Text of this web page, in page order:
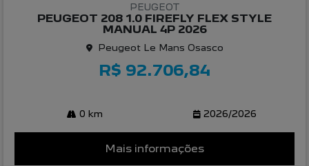
PEUGEOT
PEUGEOT 208 1.0 FIREFLY FLEX STYLE
MANUAL 4P 2026
Peugeot Le Mans Osasco
R$ 92.706,84
0 km 2026/2026
Mais informações